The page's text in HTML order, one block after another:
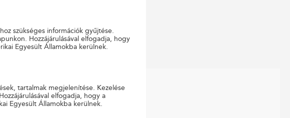
szükséges információk gyűjtése.
Hozzájárulásával elfogadja, hogy
Egyesült Államokba kerülnek.
tartalmak megjelenítése. Kezelése
elfogadja, hogy a
Egyesült Államokba kerülnek.
KAPCSOLAT